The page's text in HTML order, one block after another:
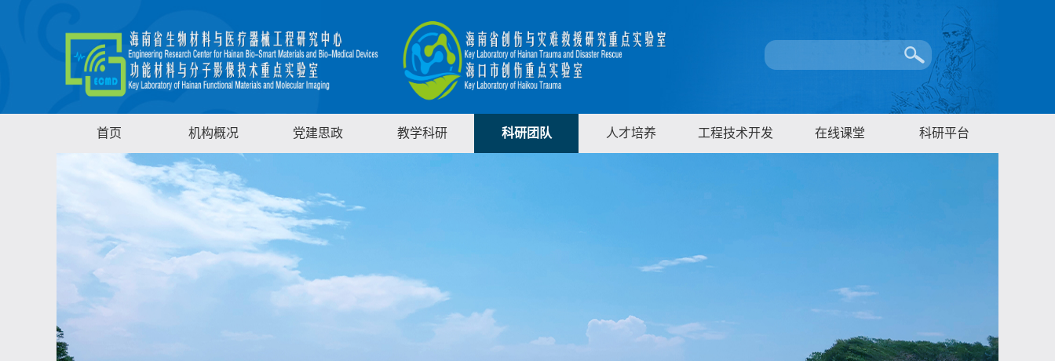
首页 机构概况 党建思政 教学科研 科研团队 人才培养 工程技术开发 在线课堂 科研平台